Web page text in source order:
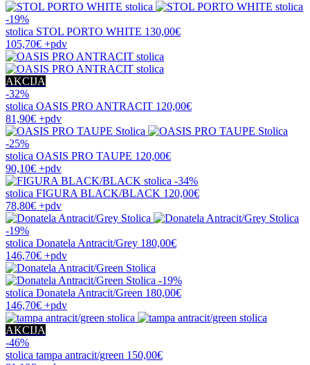
-19%
stolica STOL PORTO WHITE 130,00€
105,70€ +pdv
AKCIJA
-32%
stolica OASIS PRO ANTRACIT 120,00€
81,90€ +pdv
-25%
stolica OASIS PRO TAUPE 120,00€
90,10€ +pdv
-34%
stolica FIGURA BLACK/BLACK 120,00€
78,80€ +pdv
-19%
stolica Donatela Antracit/Grey 180,00€
146,70€ +pdv
-19%
stolica Donatela Antracit/Green 180,00€
146,70€ +pdv
AKCIJA
-46%
stolica tampa antracit/green 150,00€